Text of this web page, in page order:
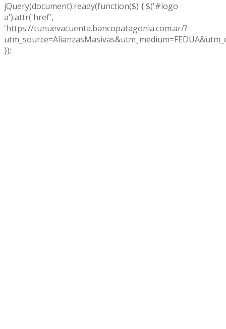
jQuery(document).ready(function($) { $('#logo
a').attr('href',
'https://tunuevacuenta.bancopatagonia.com.ar/?
});